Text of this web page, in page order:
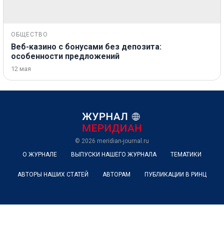
ОБЩЕСТВО
Веб-казино с бонусами без депозита:
особенности предложений
12 мая
© 2026 meridian-journal.ru
О ЖУРНАЛЕ
ВЫПУСКИ НАШЕГО ЖУРНАЛА ТЕМАТИКИ
АВТОРЫ НАШИХ СТАТЕЙ АВТОРАМ ПУБЛИКАЦИИ В РИНЦ